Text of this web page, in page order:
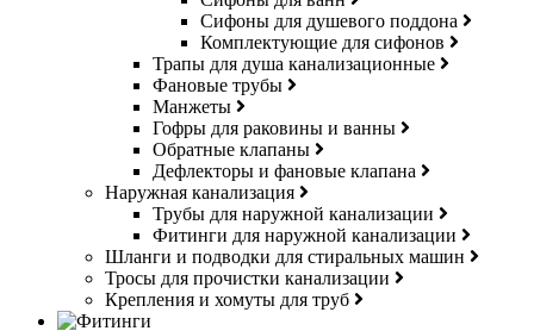
Сифоны для душевого поддона
Комплектующие для сифонов
Трапы для душа канализационные
Фановые трубы
Манжеты
Гофры для раковины и ванны
Обратные клапаны
Дефлекторы и фановые клапана
Наружная канализация
Трубы для наружной канализации
Фитинги для наружной канализации
Шланги и подводки для стиральных машин
Тросы для прочистки канализации
Крепления и хомуты для труб